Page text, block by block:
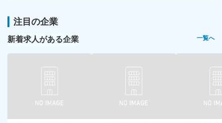
★職種・業種未経験歓迎★
【対象となる方】
◆基本的なPC操作（Word、Excelなど）が可能な方
◆IT業界に対する興味がある方
人柄や意欲を重視した採用です！
必要な知識やノウハウは入社後にお教えするので、チャレンジ意
欲を持ってエントリーしてください。
注目の企業
新着求人がある企業 一覧へ